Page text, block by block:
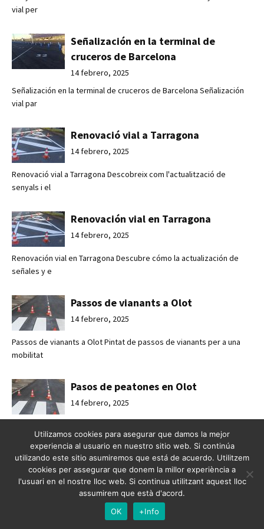
vial per
Señalización en la terminal de
cruceros de Barcelona
14 febrero, 2025
Señalización en la terminal de cruceros de Barcelona Señalización
vial par
Renovació vial a Tarragona
14 febrero, 2025
Renovació vial a Tarragona Descobreix com l'actualització de
senyals i el
Renovación vial en Tarragona
14 febrero, 2025
Renovación vial en Tarragona Descubre cómo la actualización de
señales y e
Passos de vianants a Olot
14 febrero, 2025
Passos de vianants a Olot Pintat de passos de vianants per a una
mobilitat
Pasos de peatones en Olot
14 febrero, 2025
movilidad
Mejorando la seguridad vial en
Esplugues de Llobregat
7 febrero, 2025
Mejorando la seguridad vial en Esplugues de Llobregat Crossabsa
Utilizamos cookies para asegurar que damos la mejor
experiencia al usuario en nuestro sitio web. Si continúa
utilizando este sitio asumiremos que está de acuerdo. Utilitzem
cookies per assegurar que donem la millor experiència a
l'usuari en el nostre lloc web. Si continua utilitzant aquest lloc
assumirem que està d'acord.
OK
+Info